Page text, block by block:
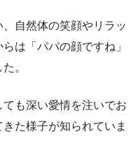
自然体の笑顔やリラッ
は「パパの顔ですね」
。
も深い愛情を注いでお
た様子が知られていま